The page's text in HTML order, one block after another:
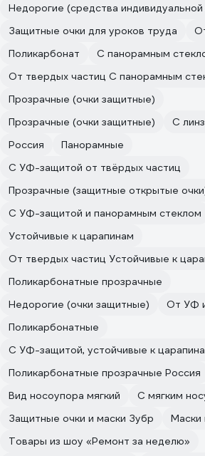
Недорогие (средства
Защитные очки для уроков труда
Поликарбонат
С панорамным
От твердых частиц С панорамным
Прозрачные (очки защитные)
Прозрачные (очки защитные)
С
Россия
Панорамные
С УФ-защитой от твёрдых частиц
Прозрачные (защитные открытые
С УФ-защитой и панорамным стеклом
Устойчивые к царапинам
От твердых частиц Устойчивые к
Поликарбонатные прозрачные
Недорогие (очки защитные)
От УФ
Поликарбонатные
С УФ-защитой, устойчивые к
Поликарбонатные прозрачные Россия
Вид носоупора мягкий
С мягким
Защитные очки и маски Зубр
Маски
Товары из шоу «Ремонт за неделю»